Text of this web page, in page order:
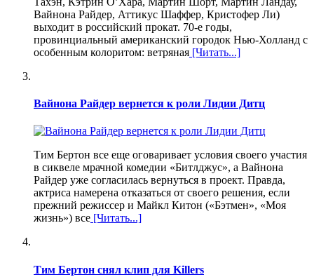
Вайнона Райдер, Аттикус Шаффер, Кристофер Ли)
выходит в российский прокат. 70-е годы,
провинциальный американский городок Нью-Холланд с
особенным колоритом: ветряная [Читать...]
Вайнона Райдер вернется к роли Лидии Дитц
Тим Бертон все еще оговаривает условия своего участия
в сиквеле мрачной комедии «Битлджус», а Вайнона
Райдер уже согласилась вернуться в проект. Правда,
актриса намерена отказаться от своего решения, если
прежний режиссер и Майкл Китон («Бэтмен», «Моя
жизнь») все [Читать...]
Тим Бертон снял клип для Killers